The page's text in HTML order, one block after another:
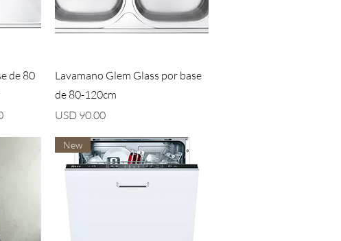
de 80
Vista rápida
Lavamano Glem Glass por base
de 80-120cm
Precio
USD 90.00
New